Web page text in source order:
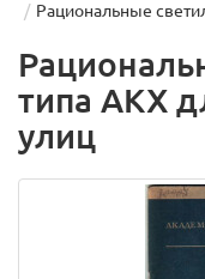
Рациональные
типа АКХ
улиц